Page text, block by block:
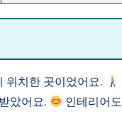
위치한 곳이었어요.
았어요.
인테리어